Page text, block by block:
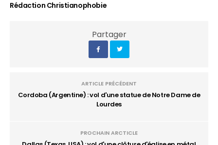
Rédaction Christianophobie
Partager
ARTICLE PRÉCÉDENT
Cordoba (Argentine) : vol d'une statue de Notre Dame de
Lourdes
PROCHAIN ARCTICLE